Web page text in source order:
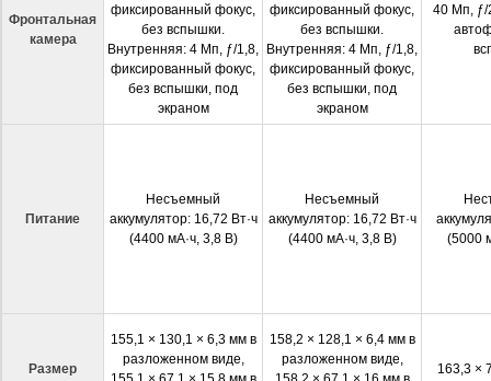
Фронтальная
камера
фиксированный фокус,
без вспышки.
Внутренняя: 4 Мп, ƒ/1,8,
фиксированный фокус,
без вспышки, под
экраном
фиксированный фокус,
без вспышки.
Внутренняя: 4 Мп, ƒ/1,8,
фиксированный фокус,
без вспышки, под
экраном
40 Мп, ƒ/
Питание
Несъемный
аккумулятор: 16,72 Вт·ч
(4400 мА·ч, 3,8 В)
Несъемный
аккумулятор: 16,72 Вт·ч
(4400 мА·ч, 3,8 В)
(5000
Размер
155,1 × 130,1 × 6,3 мм в
разложенном виде,
158,2 × 128,1 × 6,4 мм в
разложенном виде,
163,3 ×